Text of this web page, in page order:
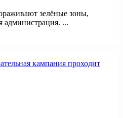
зелёные зоны,
администрация. ...